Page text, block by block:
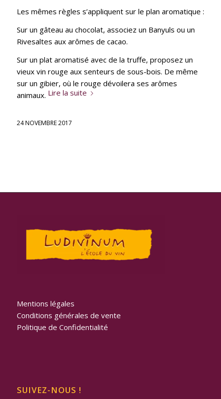
Les mêmes règles s’appliquent sur le plan aromatique :
Sur un gâteau au chocolat, associez un Banyuls ou un
Rivesaltes aux arômes de cacao.
Sur un plat aromatisé avec de la truffe, proposez un
vieux vin rouge aux senteurs de sous-bois. De même
sur un gibier, où le rouge dévoilera ses arômes
animaux. Lire la suite
24 NOVEMBRE 2017
Mentions légales
Conditions générales de vente
Politique de Confidentialité
SUIVEZ-NOUS !